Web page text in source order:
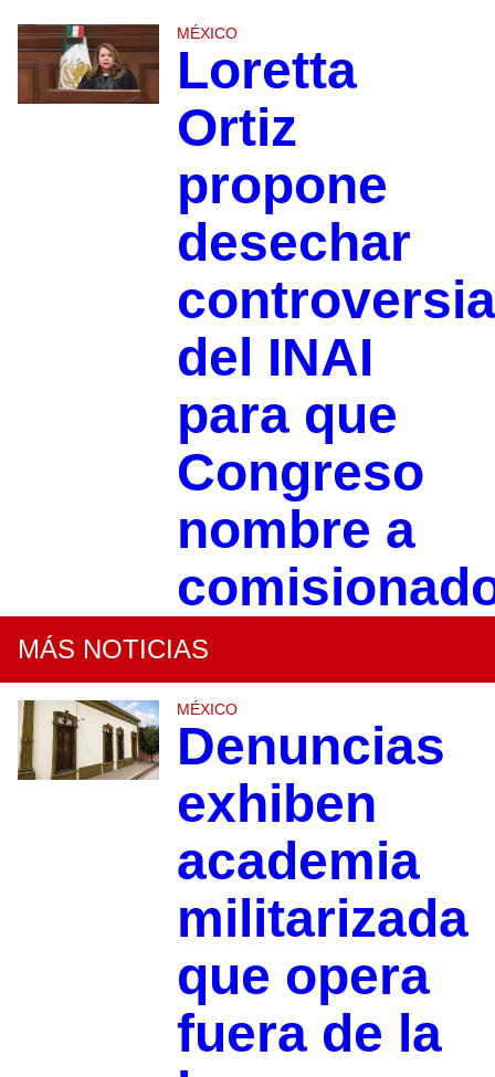
MÉXICO
Loretta
Ortiz
propone
desechar
controversia
del INAI
para que
Congreso
nombre a
MÁS NOTICIAS
MÉXICO
Denuncias
exhiben
academia
militarizada
que opera
fuera de la